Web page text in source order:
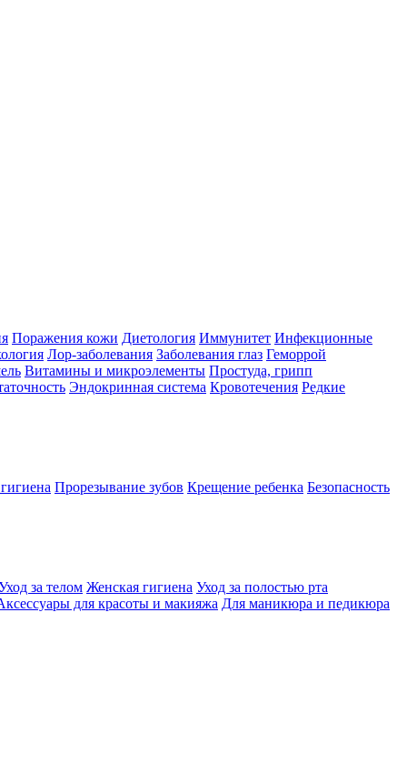
Поражения кожи Диетология Иммунитет Инфекционные
Лор-заболевания Заболевания глаз Геморрой
Витамины и микроэлементы Простуда, грипп
Эндокринная система Кровотечения Редкие
Прорезывание зубов Крещение ребенка Безопасность
за телом Женская гигиена Уход за полостью рта
для красоты и макияжа Для маникюра и педикюра